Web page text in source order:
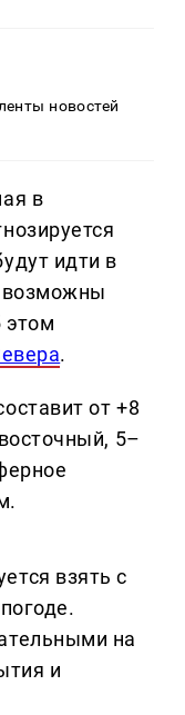
новостей
в
идти в
возможны
этом
.
от +8
5–
взять с
на
и